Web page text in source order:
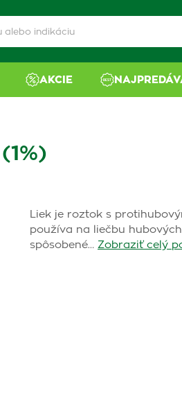
AKCIE
Liek je roztok s
používa na liečbu
spôsobené… Zobraziť celý